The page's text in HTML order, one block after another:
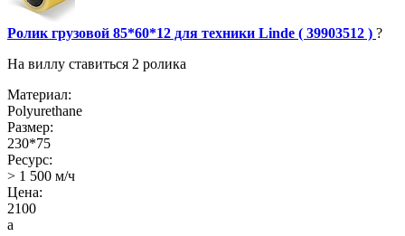
Ролик грузовой 85*60*12 для техники Linde ( 39903512 ) ?
На виллу ставиться 2 ролика
Материал:
Polyurethane
Размер:
230*75
Ресурс:
> 1 500 м/ч
Цена:
2100
a